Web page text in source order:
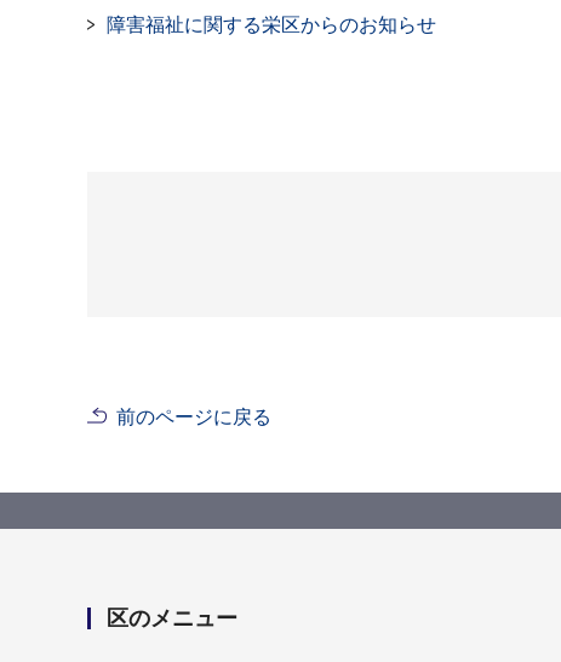
障害福祉に関する栄区からのお知らせ
前のページに戻る
区のメニュー